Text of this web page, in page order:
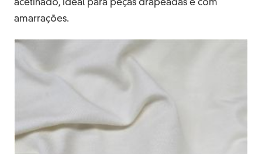
acetinado, ideal para peças drapeadas e com
amarrações.